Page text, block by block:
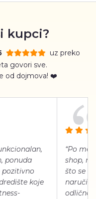
kupci?
uz preko
govori sve.
od dojmova! ❤️
ponuda
pozitivno
koje
“Po
shop,
što se
naručiti,
odlično